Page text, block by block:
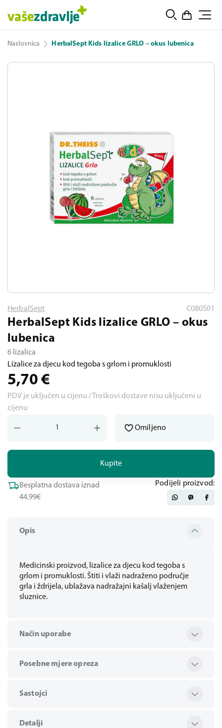
Naslovnica HerbalSept Kids lizalice GRLO – okus lubenica
Opis
Medicinski proizvod, lizalice za djecu kod tegoba s
grlom i promuklosti. Štiti i vlaži nadraženo područje
grla i ždrijela, ublažava nadražajni kašalj vlaženjem
sluznice.
Način uporabe
Posebne mjere opreza
Sastojci
Detalji
HerbalSept C080501
HerbalSept Kids lizalice GRLO – okus
lubenica
6 lizalica
Lizalice za djecu kod tegoba s grlom i promuklosti
5,70 €
PDV je uključen u cijenu / Troškovi dostave nisu uključeni u
cijenu
Kupite
Omiljeno
Besplatna dostava iznad
44.99€
Podijeli proizvod: